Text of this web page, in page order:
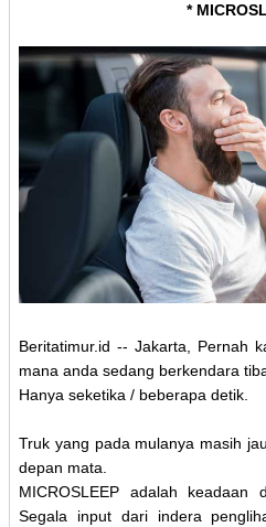
*
Beritatimur.id -- Jakarta, Pernah
mana anda sedang berkendara
Hanya seketika / beberapa detik.
Truk yang pada mulanya masih
depan mata.
MICROSLEEP adalah keadaan
Segala input dari indera